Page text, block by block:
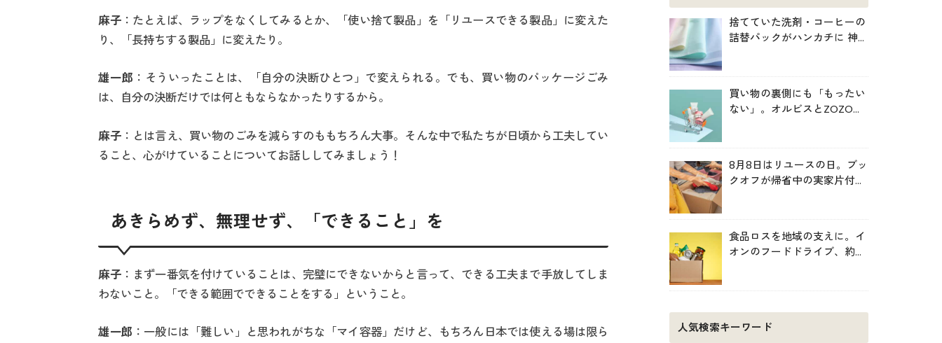
麻子：たとえば、ラップをなくしてみるとか、「使い捨て製品」を「リユースできる製品」に変えた
り、「長持ちする製品」に変えたり。
雄一郎 ：そういったことは、「自分の決断ひとつ」で変えられる。でも、買い物のパッケージごみ
は、自分の決断だけでは何ともならなかったりするから。
麻子：とは言え、買い物のごみを減らすのももちろん大事。そんな中で私たちが日頃から工夫してい
ること、心がけていることについてお話ししてみましょう！
あきらめず、無理せず、「できること」を
麻子：まず一番気を付けていることは、完璧にできないからと言って、できる工夫まで手放してしま
わないこと。「できる範囲でできることをする」ということ。
雄一郎 ：一般には「難しい」と思われがちな「マイ容器」だけど、もちろん日本では使える場は限ら
捨てていた洗剤・コーヒーの
詰替パックがハンカチに 神
買い物の裏側にも「もったい
ない」。オルビスとZOZOが
8月8日はリユースの日。ブッ
クオフが帰省中の実家片付け
食品ロスを地域の支えに。イ
オンのフードドライブ、約
人気検索キーワード